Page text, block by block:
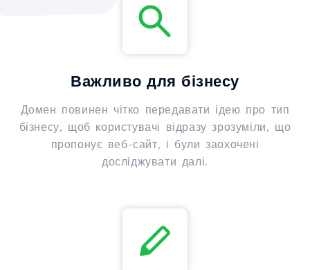
Важливо для бізнесу
Домен повинен чітко передавати ідею про тип
бізнесу, щоб користувачі відразу зрозуміли, що
пропонує веб-сайт, і були заохочені
досліджувати далі.